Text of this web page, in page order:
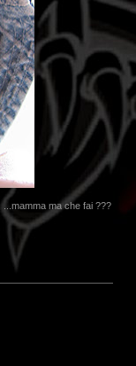
...mamma ma che fai ???
il meglio del